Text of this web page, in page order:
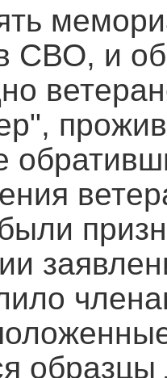
СВО, и
были